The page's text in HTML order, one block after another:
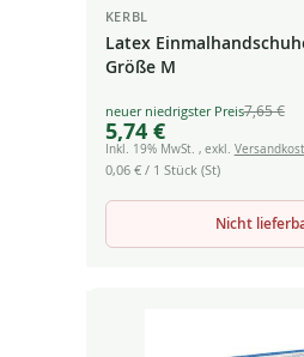
KERBL
Latex
Größe M
Special
Price
5,74 €
7,65 €
Inkl. 19% MwSt. , exkl.
0,06 €/ 1 Stück (St)
Nicht